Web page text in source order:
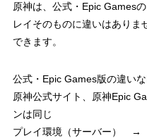
原神は、公式・Epic Games
レイそのものに違いはありま
できます。
公式・Epic Games版の違いな
原神公式サイト、原神Epic
ンは同じ
プレイ環境（サーバー） →